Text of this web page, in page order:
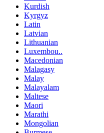
Kurdish
Kyrgyz
Latin
Latvian
Lithuanian
Luxembou..
Macedonian
Malagasy
Malay
Malayalam
Maltese
Maori
Marathi
Mongolian